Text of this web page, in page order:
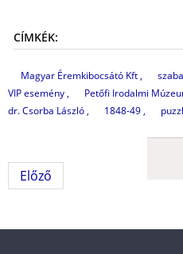
CÍMKÉK:
Magyar Éremkibocsátó Kft
VIP esemény
Petőfi Irodalmi
dr. Csorba László
1848-49
Előző